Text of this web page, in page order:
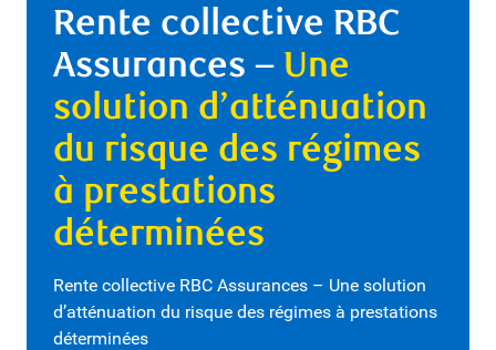
Rente collective RBC
Assurances – Une
solution d’atténuation
du risque des régimes
à prestations
déterminées
Rente collective RBC Assurances – Une solution
d’atténuation du risque des régimes à prestations
déterminées